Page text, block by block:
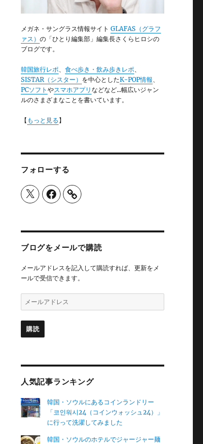
メガネ・サングラス情報サイト GLAFAS（グラフ
ァス） の「ひとり編集部」編集長さくらヒロシの
ブログです。
韓国旅行レポ、 食べ歩き・飲み歩きレポ、
SISTAR（シスター） を中心としたK-POP情報、
PCソフトやスマホアプリ などなど...幅広いジャン
ルのさまざまなことを書いています。
【もっと見る】
フォローする
X Facebook
ブログをメールで購読
メールアドレスを記入して購読すれば、更新をメ
ールで受信できます。
ー
ア
ド
購読
人気記事ランキング
韓国・ソウルにあるコインランドリー
「코인워시24（コインウォッシュ24）」
に行って洗濯してみました
韓国・ソウルのホテルでジャージャー麺